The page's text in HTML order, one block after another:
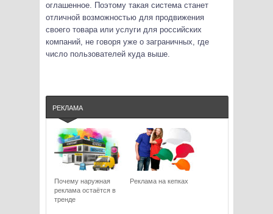
оглашенное. Поэтому такая система станет
отличной возможностью для продвижения
своего товара или услуги для российских
компаний, не говоря уже о заграничных, где
число пользователей куда выше.
РЕКЛАМА
Почему наружная
реклама остаётся в
тренде
Реклама на кепках